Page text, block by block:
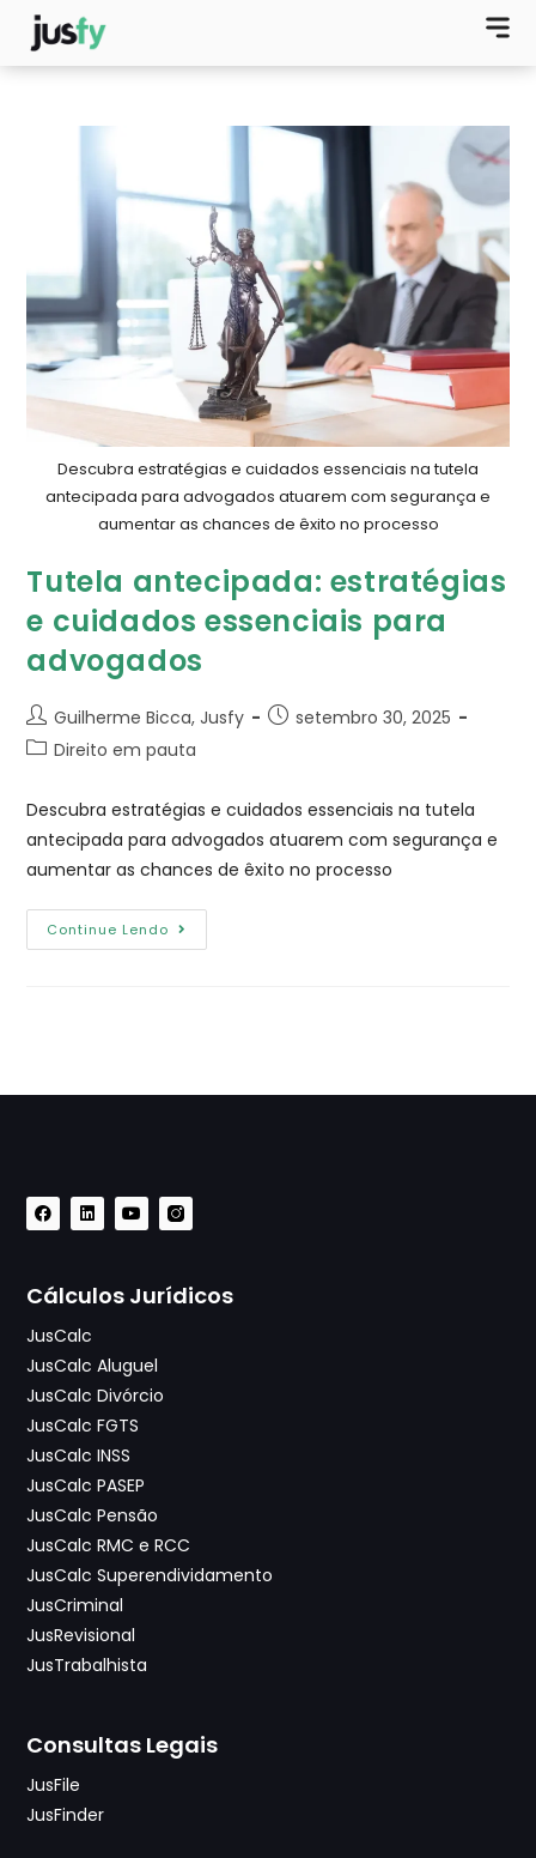
Descubra estratégias e cuidados essenciais na tutela
antecipada para advogados atuarem com segurança e
aumentar as chances de êxito no processo
Tutela antecipada: estratégias
e cuidados essenciais para
advogados
Guilherme Bicca, Jusfy
setembro 30, 2025
Direito em pauta
Descubra estratégias e cuidados essenciais na tutela
antecipada para advogados atuarem com segurança e
aumentar as chances de êxito no processo
Continue Lendo
Cálculos Jurídicos
JusCalc
JusCalc Aluguel
JusCalc Divórcio
JusCalc FGTS
JusCalc INSS
JusCalc PASEP
JusCalc Pensão
JusCalc RMC e RCC
JusCalc Superendividamento
JusCriminal
JusRevisional
JusTrabalhista
Consultas Legais
JusFile
JusFinder